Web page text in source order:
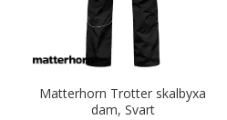
Matterhorn Trotter skalbyxa
dam, Svart